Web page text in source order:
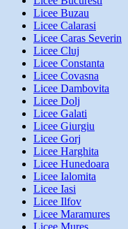
Licee Buzau
Licee Calarasi
Licee Caras Severin
Licee Cluj
Licee Constanta
Licee Covasna
Licee Dambovita
Licee Dolj
Licee Galati
Licee Giurgiu
Licee Gorj
Licee Harghita
Licee Hunedoara
Licee Ialomita
Licee Iasi
Licee Ilfov
Licee Maramures
Licee Mures